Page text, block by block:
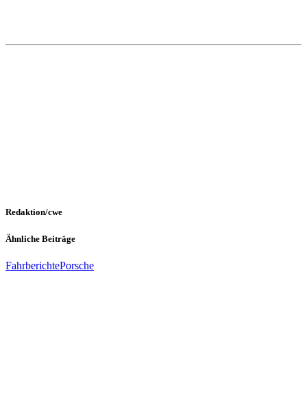
Redaktion/cwe
Ähnliche Beiträge
FahrberichtePorsche